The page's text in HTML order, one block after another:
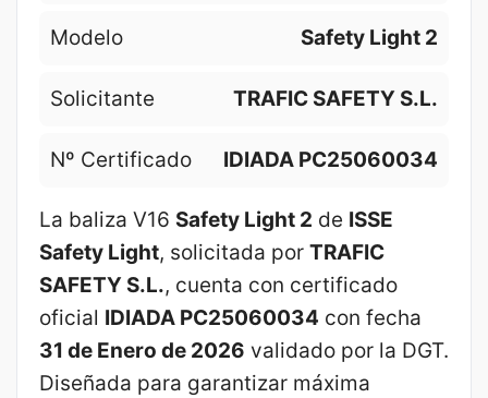
Modelo Safety Light 2
Solicitante TRAFIC SAFETY S.L.
Nº Certificado IDIADA PC25060034
La baliza V16 Safety Light 2 de ISSE
Safety Light, solicitada por TRAFIC
SAFETY S.L., cuenta con certificado
oficial IDIADA PC25060034 con fecha
31 de Enero de 2026 validado por la DGT.
Diseñada para garantizar máxima